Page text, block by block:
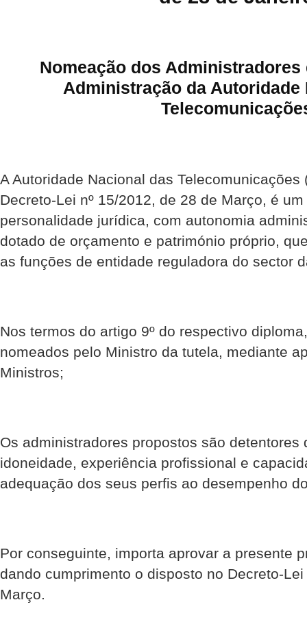
Nomeação dos Administradores
Administração da Autoridade
A Autoridade Nacional das Telecomunicações
Decreto-Lei nº 15/2012, de 28 de Março, é
personalidade jurídica, com autonomia
dotado de orçamento e património próprio,
as funções de entidade reguladora do sector
Nos termos do artigo 9º do respectivo
nomeados pelo Ministro da tutela, mediante
Ministros;
Os administradores propostos são detentores
idoneidade, experiência profissional e
adequação dos seus perfis ao desempenho
Por conseguinte, importa aprovar a presente
dando cumprimento o disposto no Decreto-
Março.